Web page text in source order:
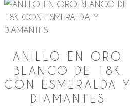
ANILLO EN ORO
BLANCO DE 18K
CON ESMERALDA Y
DIAMANTES